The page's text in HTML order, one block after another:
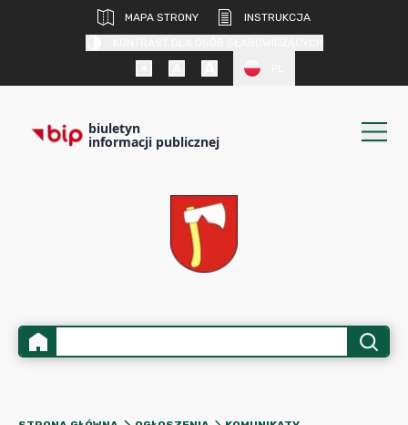
MAPA STRONY
INSTRUKCJA
biuletyn
informacji publicznej